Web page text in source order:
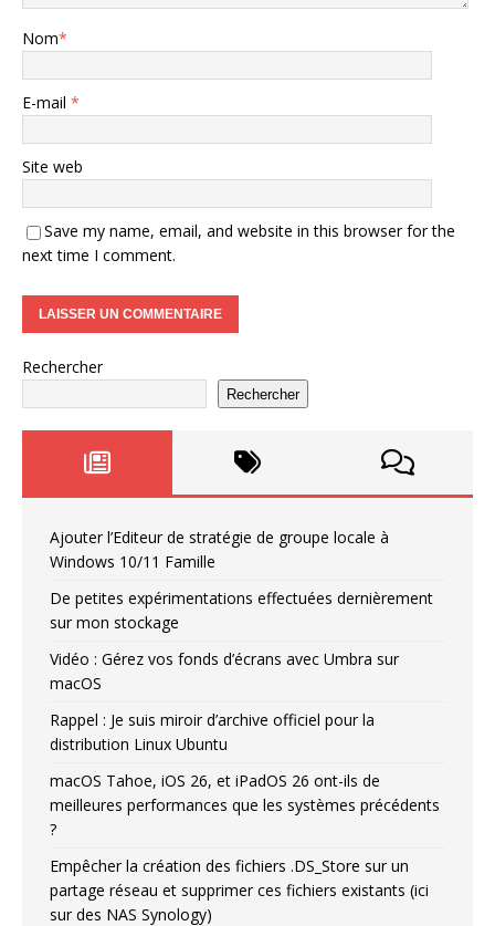
Nom*
E-mail *
Site web
Save my name, email, and website in this browser for the
next time I comment.
Rechercher
Rechercher
Ajouter l’Editeur de stratégie de groupe locale à
Windows 10/11 Famille
De petites expérimentations effectuées dernièrement
sur mon stockage
Vidéo : Gérez vos fonds d’écrans avec Umbra sur
macOS
Rappel : Je suis miroir d’archive officiel pour la
distribution Linux Ubuntu
macOS Tahoe, iOS 26, et iPadOS 26 ont-ils de
meilleures performances que les systèmes précédents
?
Empêcher la création des fichiers .DS_Store sur un
partage réseau et supprimer ces fichiers existants (ici
sur des NAS Synology)